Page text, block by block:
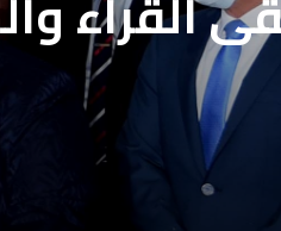
القراء
بمشروع